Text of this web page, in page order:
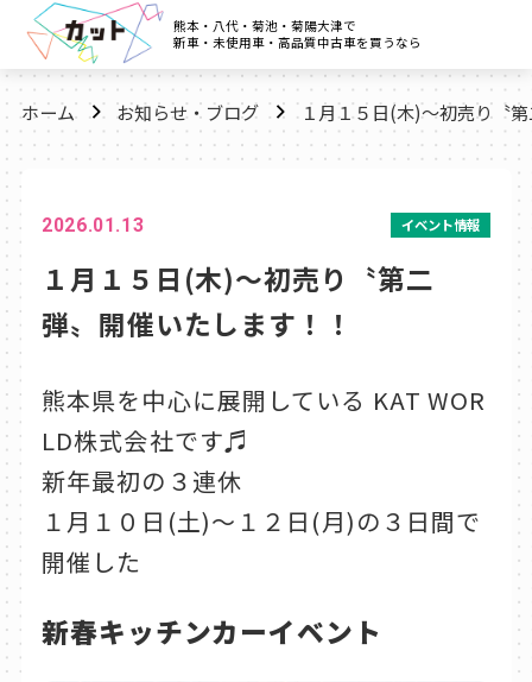
熊本・八代・菊池・菊陽大津で
新車・未使用車・高品質中古車を買うなら
ホーム お知らせ・ブログ １月１５日(木)～初売り〝
2026.01.13 イベント情報
１月１５日(木)～初売り〝第二
弾〟開催いたします！！
熊本県を中心に展開している KAT WOR
LD株式会社です♬
新年最初の３連休
１月１０日(土)～１２日(月)の３日間で
開催した
新春キッチンカーイベント